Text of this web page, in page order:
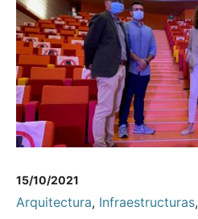
15/10/2021
Arquitectura, Infraestructuras,